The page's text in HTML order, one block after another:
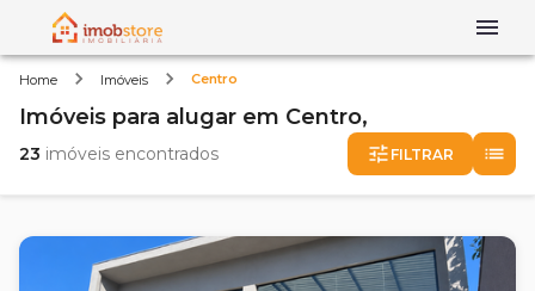
Home Imóveis Centro
Imóveis para alugar em Centro,
23 imóveis encontrados FILTRAR